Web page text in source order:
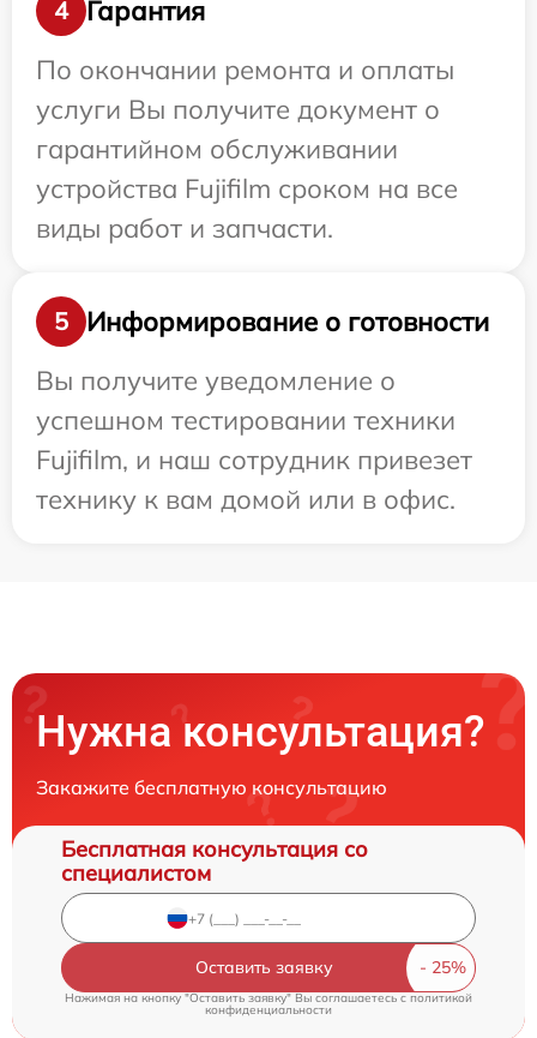
4
Гарантия
По окончании ремонта и оплаты
услуги Вы получите документ о
гарантийном обслуживании
устройства Fujifilm сроком на все
виды работ и запчасти.
5
Информирование о готовности
Вы получите уведомление о
успешном тестировании техники
Fujifilm, и наш сотрудник привезет
технику к вам домой или в офис.
Нужна консультация?
Закажите бесплатную консультацию
Бесплатная консультация со
специалистом
Оставить заявку
Нажимая на кнопку "Оставить заявку" Вы соглашаетесь c политикой
конфиденциальности